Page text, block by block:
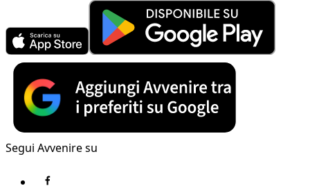
Segui Avvenire su